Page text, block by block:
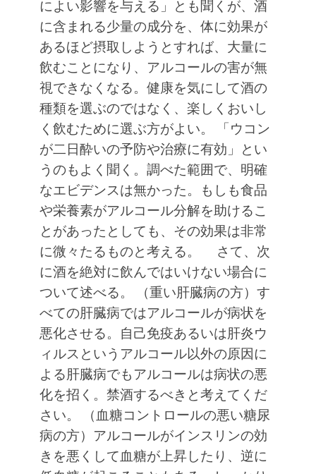
によい影響を与える」とも聞くが、酒
に含まれる少量の成分を、体に効果が
あるほど摂取しようとすれば、大量に
飲むことになり、アルコールの害が無
視できなくなる。健康を気にして酒の
種類を選ぶのではなく、楽しくおいし
く飲むために選ぶ方がよい。
「ウコン
が二日酔いの予防や治療に有効」とい
うのもよく聞く。調べた範囲で、明確
なエビデンスは無かった。もしも食品
や栄養素がアルコール分解を助けるこ
とがあったとしても、その効果は非常
に微々たるものと考える。
さて、次
に酒を絶対に飲んではいけない場合に
ついて述べる。
（重い肝臓病の方）す
べての肝臓病ではアルコールが病状を
悪化させる。自己免疫あるいは肝炎ウ
ィルスというアルコール以外の原因に
よる肝臓病でもアルコールは病状の悪
化を招く。禁酒するべきと考えてくだ
さい。
（血糖コントロールの悪い糖尿
病の方）アルコールがインスリンの効
きを悪くして血糖が上昇したり、逆に